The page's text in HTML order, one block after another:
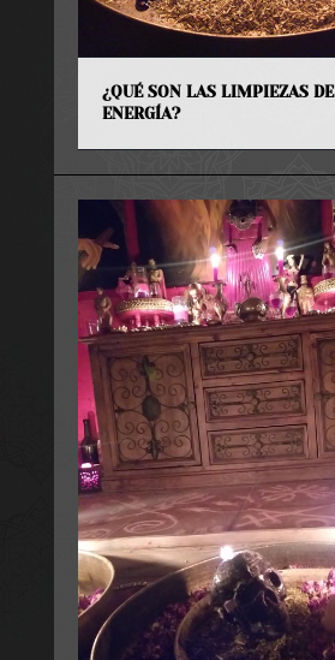
¿QUÉ SON LAS LIMPIEZAS DE
ENERGÍA?